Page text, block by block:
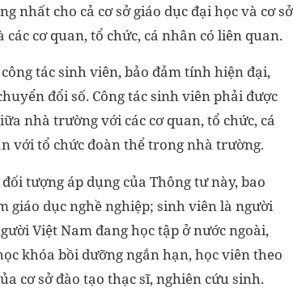
nhất cho cả cơ sở giáo dục đại học và cơ sở
cơ quan, tổ chức, cá nhân có liên quan.
tác sinh viên, bảo đảm tính hiện đại,
đổi số. Công tác sinh viên phải được
nhà trường với các cơ quan, tổ chức, cá
với tổ chức đoàn thể trong nhà trường.
tượng áp dụng của Thông tư này, bao
dục nghề nghiệp; sinh viên là người
Việt Nam đang học tập ở nước ngoài,
khóa bồi dưỡng ngắn hạn, học viên theo
cơ sở đào tạo thạc sĩ, nghiên cứu sinh.